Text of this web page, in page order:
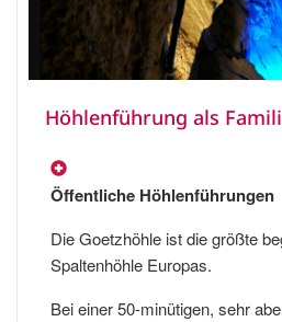
Höhlenführung als
Öffentliche Höhlenführungen
Die Goetzhöhle ist die größte
Spaltenhöhle Europas.
Bei einer 50-minütigen, sehr